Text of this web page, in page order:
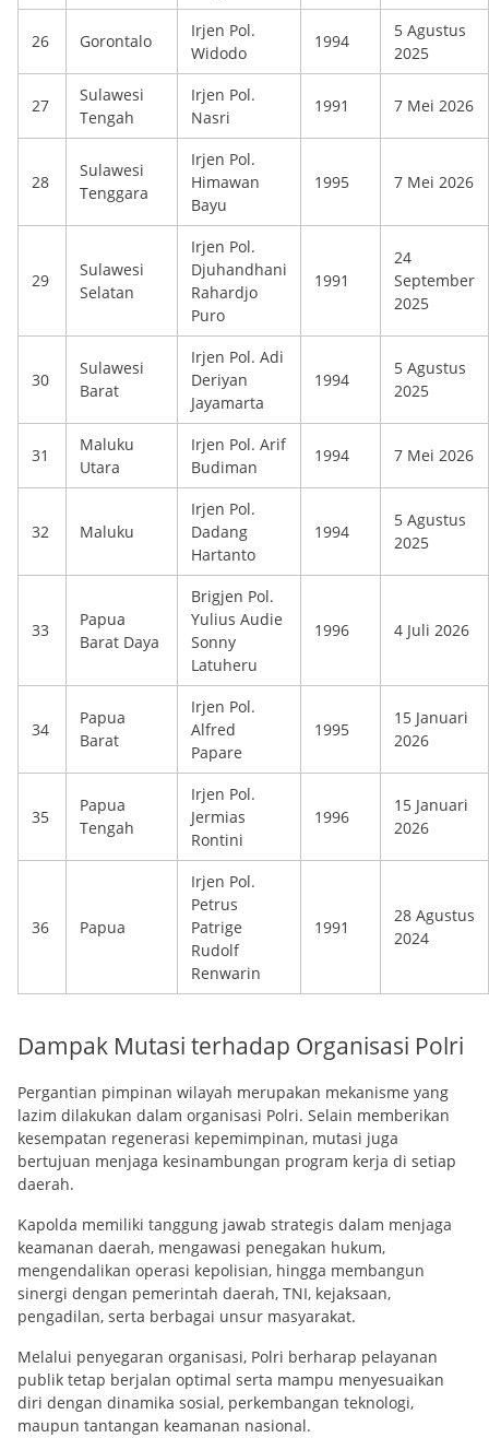
26 Gorontalo
Irjen Pol.
Widodo
1994
5 Agustus
2025
27
Sulawesi
Tengah
Irjen Pol.
Nasri
1991 7 Mei 2026
28
Sulawesi
Tenggara
Irjen Pol.
Himawan
Bayu
1995 7 Mei 2026
29
Sulawesi
Selatan
Irjen Pol.
Djuhandhani
Rahardjo
Puro
1991
24
September
2025
30
Sulawesi
Barat
Irjen Pol. Adi
Deriyan
Jayamarta
1994
5 Agustus
2025
31
Maluku
Utara
Irjen Pol. Arif
Budiman
1994 7 Mei 2026
32 Maluku
Irjen Pol.
Dadang
Hartanto
1994
5 Agustus
2025
33
Papua
Barat Daya
Brigjen Pol.
Yulius Audie
Sonny
Latuheru
1996 4 Juli 2026
34
Papua
Barat
Irjen Pol.
Alfred
Papare
1995
15 Januari
2026
35
Papua
Tengah
Irjen Pol.
Jermias
Rontini
1996
15 Januari
2026
36 Papua
Irjen Pol.
Petrus
Patrige
Rudolf
Renwarin
1991
28 Agustus
2024
Dampak Mutasi terhadap Organisasi Polri
Pergantian pimpinan wilayah merupakan mekanisme yang
lazim dilakukan dalam organisasi Polri. Selain memberikan
kesempatan regenerasi kepemimpinan, mutasi juga
bertujuan menjaga kesinambungan program kerja di setiap
daerah.
Kapolda memiliki tanggung jawab strategis dalam menjaga
keamanan daerah, mengawasi penegakan hukum,
mengendalikan operasi kepolisian, hingga membangun
sinergi dengan pemerintah daerah, TNI, kejaksaan,
pengadilan, serta berbagai unsur masyarakat.
Melalui penyegaran organisasi, Polri berharap pelayanan
publik tetap berjalan optimal serta mampu menyesuaikan
diri dengan dinamika sosial, perkembangan teknologi,
maupun tantangan keamanan nasional.